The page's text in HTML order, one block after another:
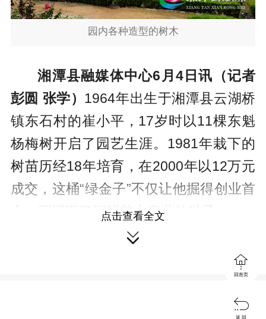
园内各种造型的树木
湘潭县融媒体中心6月4日讯（记者
彭圆 张学） 1964年出生于湘潭县云湖桥
镇东石村的崔小平，17岁时以11棵东魁
杨梅树开启了园艺生涯。1981年栽下的
树苗历经18年培育，在2000年以12万元
成交，这桶“绿金子”不仅让他掘得创业首
金，更埋下了深耕苗木产业的种子。
从果苗到苗木的转型始于1993年。
拜师园林风水师后，崔小平敏锐捕捉到
木。他的苗圃里汇聚了榆树、平安树、
点击查看全文


回首页

返 回